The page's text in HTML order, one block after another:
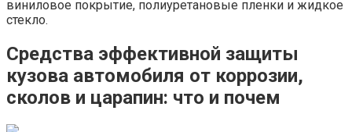
виниловое покрытие, полиуретановые пленки и жидкое
стекло.
Средства эффективной защиты
кузова автомобиля от коррозии,
сколов и царапин: что и почем